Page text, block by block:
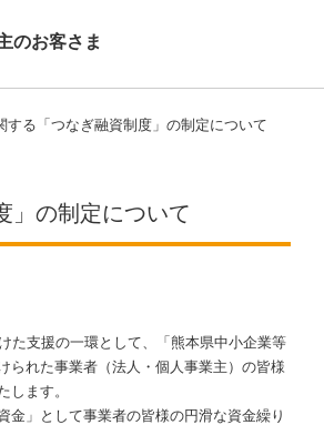
のお客さま
する「つなぎ融資制度」の制定について
」の制定について
支援の一環として、「熊本県中小企業等
られた事業者（法人・個人事業主）の皆様
します。
」として事業者の皆様の円滑な資金繰り